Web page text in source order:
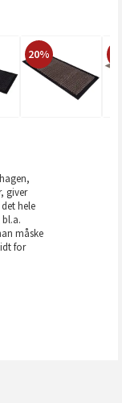
20%
giver
hele
måske
for